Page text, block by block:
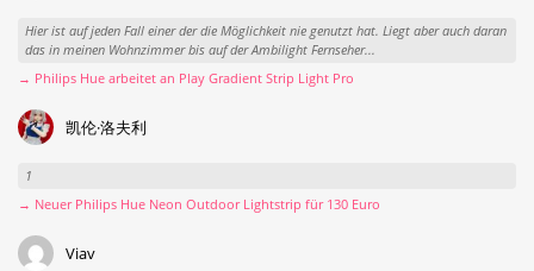
Hier ist auf jeden Fall einer der die Möglichkeit nie genutzt hat. Liegt aber auch daran
das in meinen Wohnzimmer bis auf der Ambilight Fernseher...
→ Philips Hue arbeitet an Play Gradient Strip Light Pro
凯伦·洛夫利
1
→ Neuer Philips Hue Neon Outdoor Lightstrip für 130 Euro
Viav